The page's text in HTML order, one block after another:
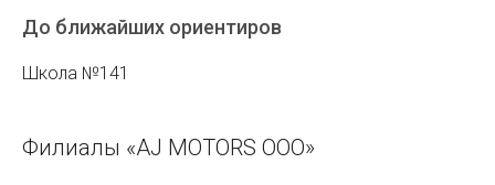
До ближайших ориентиров
Школа №141
Филиалы «AJ MOTORS ООО»